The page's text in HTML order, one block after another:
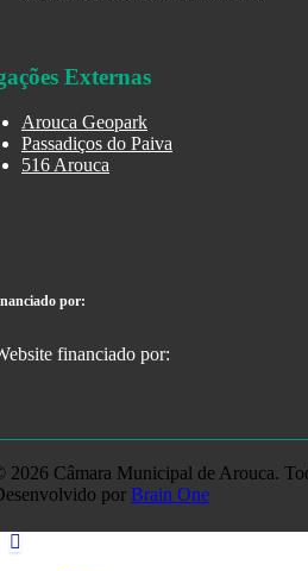
Externas
Arouca Geopark
Passadiços do Paiva
516 Arouca
por:
2026 Câmara Municipal de Arouca.
por Brain One